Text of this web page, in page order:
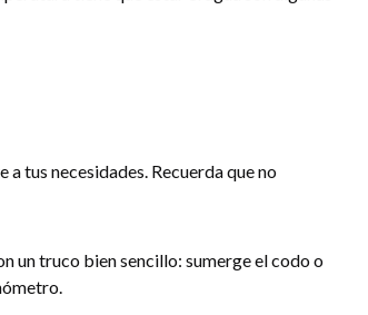
tus necesidades. Recuerda que no
un truco bien sencillo: sumerge el codo o